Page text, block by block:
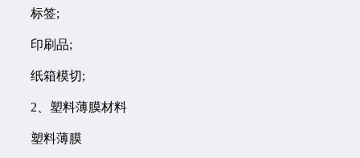
标签;
印刷品;
纸箱模切;
2、塑料薄膜材料
塑料薄膜